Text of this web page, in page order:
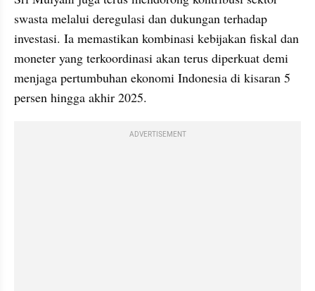
swasta melalui deregulasi dan dukungan terhadap
investasi. Ia memastikan kombinasi kebijakan fiskal dan
moneter yang terkoordinasi akan terus diperkuat demi
menjaga pertumbuhan ekonomi Indonesia di kisaran 5
persen hingga akhir 2025.
ADVERTISEMENT